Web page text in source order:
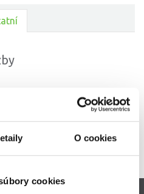
O cookies
cookies